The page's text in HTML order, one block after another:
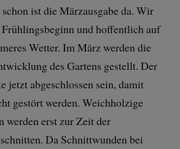
ist die Märzausgabe da. Wir
Frühlingsbeginn und hoffentlich auf
Wetter. Im März werden die
des Gartens gestellt. Der
jetzt abgeschlossen sein, damit
gestört werden. Weichholzige
werden erst zur Zeit der
Da Schnittwunden bei